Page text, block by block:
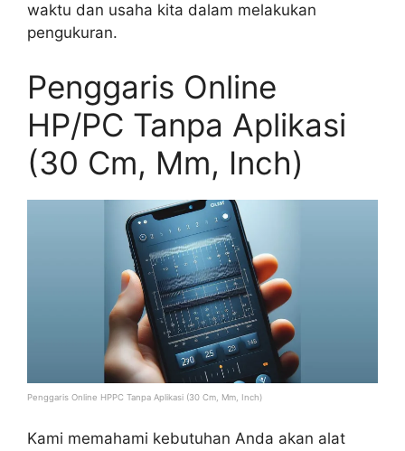
waktu dan usaha kita dalam melakukan
pengukuran.
Penggaris Online
HP/PC Tanpa Aplikasi
(30 Cm, Mm, Inch)
Penggaris Online HPPC Tanpa Aplikasi (30 Cm, Mm, Inch)
Kami memahami kebutuhan Anda akan alat